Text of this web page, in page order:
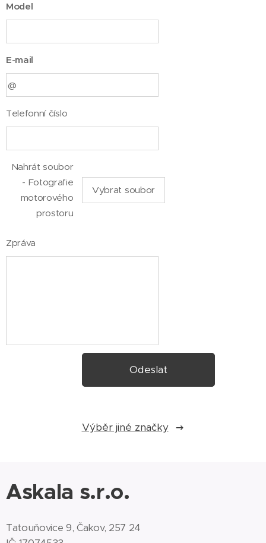
Model
E-mail
Telefonní číslo
Nahrát soubor
- Fotografie
motorového
prostoru
Vybrat soubor
Zpráva
Odeslat
Výběr jiné značky
Askala s.r.o.
Tatouňovice 9, Čakov, 257 24